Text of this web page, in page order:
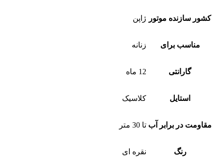
کشور سازنده موتور ژاپن
مناسب برای زنانه
گارانتی 12 ماه
استایل کلاسیک
مقاومت در برابر آب تا 30 متر
رنگ نقره ای